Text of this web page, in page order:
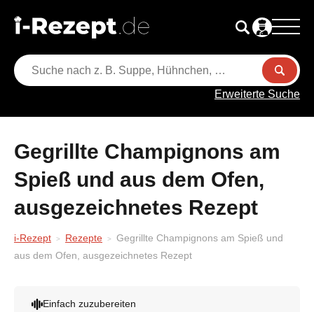
Erweiterte Suche
Gegrillte Champignons am
Spieß und aus dem Ofen,
ausgezeichnetes Rezept
i-Rezept Rezepte
Gegrillte Champignons am Spieß und
aus dem Ofen, ausgezeichnetes Rezept
Einfach zuzubereiten